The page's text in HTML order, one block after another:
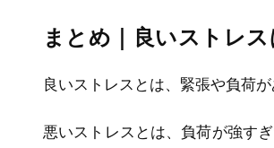
まとめ｜良いストレ
良いストレスとは、緊張や負荷
悪いストレスとは、負荷が強す